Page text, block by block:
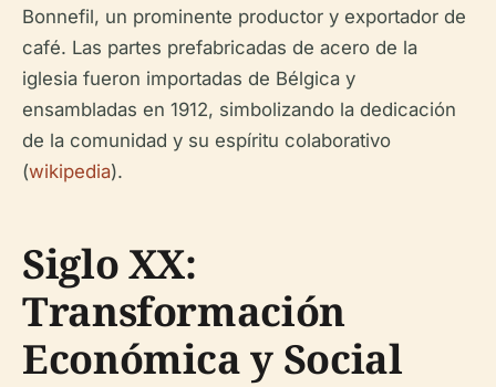
Bonnefil, un prominente productor y exportador de
café. Las partes prefabricadas de acero de la
iglesia fueron importadas de Bélgica y
ensambladas en 1912, simbolizando la dedicación
de la comunidad y su espíritu colaborativo
(wikipedia).
Siglo XX:
Transformación
Económica y Social